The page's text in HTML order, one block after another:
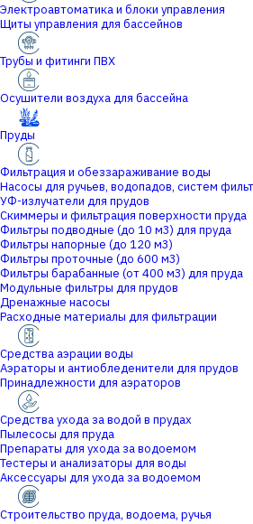
Электроавтоматика и блоки управления
Щиты управления для бассейнов
Трубы и фитинги ПВХ
Осушители воздуха для бассейна
Пруды
Фильтрация и обеззараживание воды
Насосы для ручьев, водопадов, систем
УФ-излучатели для прудов
Скиммеры и фильтрация поверхности пруда
Фильтры подводные (до 10 м3) для пруда
Фильтры напорные (до 120 м3)
Фильтры проточные (до 600 м3)
Фильтры барабанные (от 400 м3) для пруда
Модульные фильтры для прудов
Дренажные насосы
Расходные материалы для фильтрации
Средства аэрации воды
Аэраторы и антиобледенители для прудов
Принадлежности для аэраторов
Средства ухода за водой в прудах
Пылесосы для пруда
Препараты для ухода за водоемом
Тестеры и анализаторы для воды
Аксессуары для ухода за водоемом
Строительство пруда, водоема, ручья